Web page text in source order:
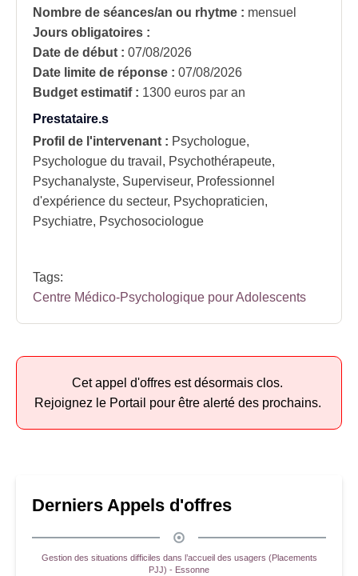
Nombre de séances/an ou rhytme : mensuel
Jours obligatoires :
Date de début : 07/08/2026
Date limite de réponse : 07/08/2026
Budget estimatif : 1300 euros par an
Prestataire.s
Profil de l'intervenant : Psychologue,
Psychologue du travail, Psychothérapeute,
Psychanalyste, Superviseur, Professionnel
d'expérience du secteur, Psychopraticien,
Psychiatre, Psychosociologue
Tags:
Centre Médico-Psychologique pour Adolescents
Cet appel d'offres est désormais clos.
Rejoignez le Portail pour être alerté des prochains.
Derniers Appels d'offres
Gestion des situations difficiles dans l’accueil des usagers (Placements
PJJ) - Essonne